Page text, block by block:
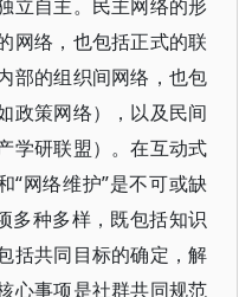
立自主。民主网络的形
网络，也包括正式的联
部的组织间网络，也包
政策网络），以及民间
学研联盟）。在互动式
“网络维护”是不可或缺
多种多样，既包括知识
括共同目标的确定，解
心事项是社群共同规范